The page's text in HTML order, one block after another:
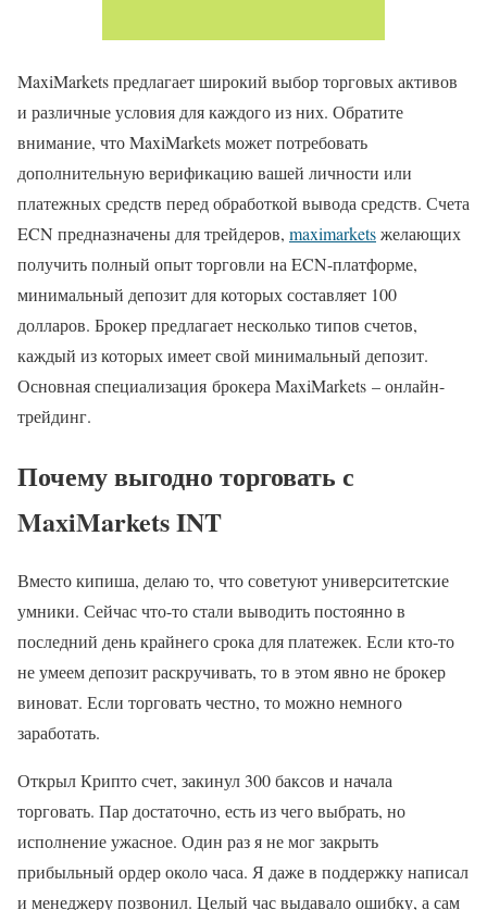
MaxiMarkets предлагает широкий выбор торговых активов
и различные условия для каждого из них. Обратите
внимание, что MaxiMarkets может потребовать
дополнительную верификацию вашей личности или
платежных средств перед обработкой вывода средств. Счета
ECN предназначены для трейдеров, maximarketsжелающих
получить полный опыт торговли на ECN-платформе,
минимальный депозит для которых составляет 100
долларов. Брокер предлагает несколько типов счетов,
каждый из которых имеет свой минимальный депозит.
Основная специализация брокера MaxiMarkets – онлайн-
трейдинг.
Почему выгодно торговать с
MaxiMarkets INT
Вместо кипиша, делаю то, что советуют университетские
умники. Сейчас что-то стали выводить постоянно в
последний день крайнего срока для платежек. Если кто-то
не умеем депозит раскручивать, то в этом явно не брокер
виноват. Если торговать честно, то можно немного
заработать.
Открыл Крипто счет, закинул 300 баксов и начала
торговать. Пар достаточно, есть из чего выбрать, но
исполнение ужасное. Один раз я не мог закрыть
прибыльный ордер около часа. Я даже в поддержку написал
и менеджеру позвонил. Целый час выдавало ошибку, а сам